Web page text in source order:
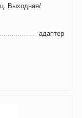
Выходная/
адаптер